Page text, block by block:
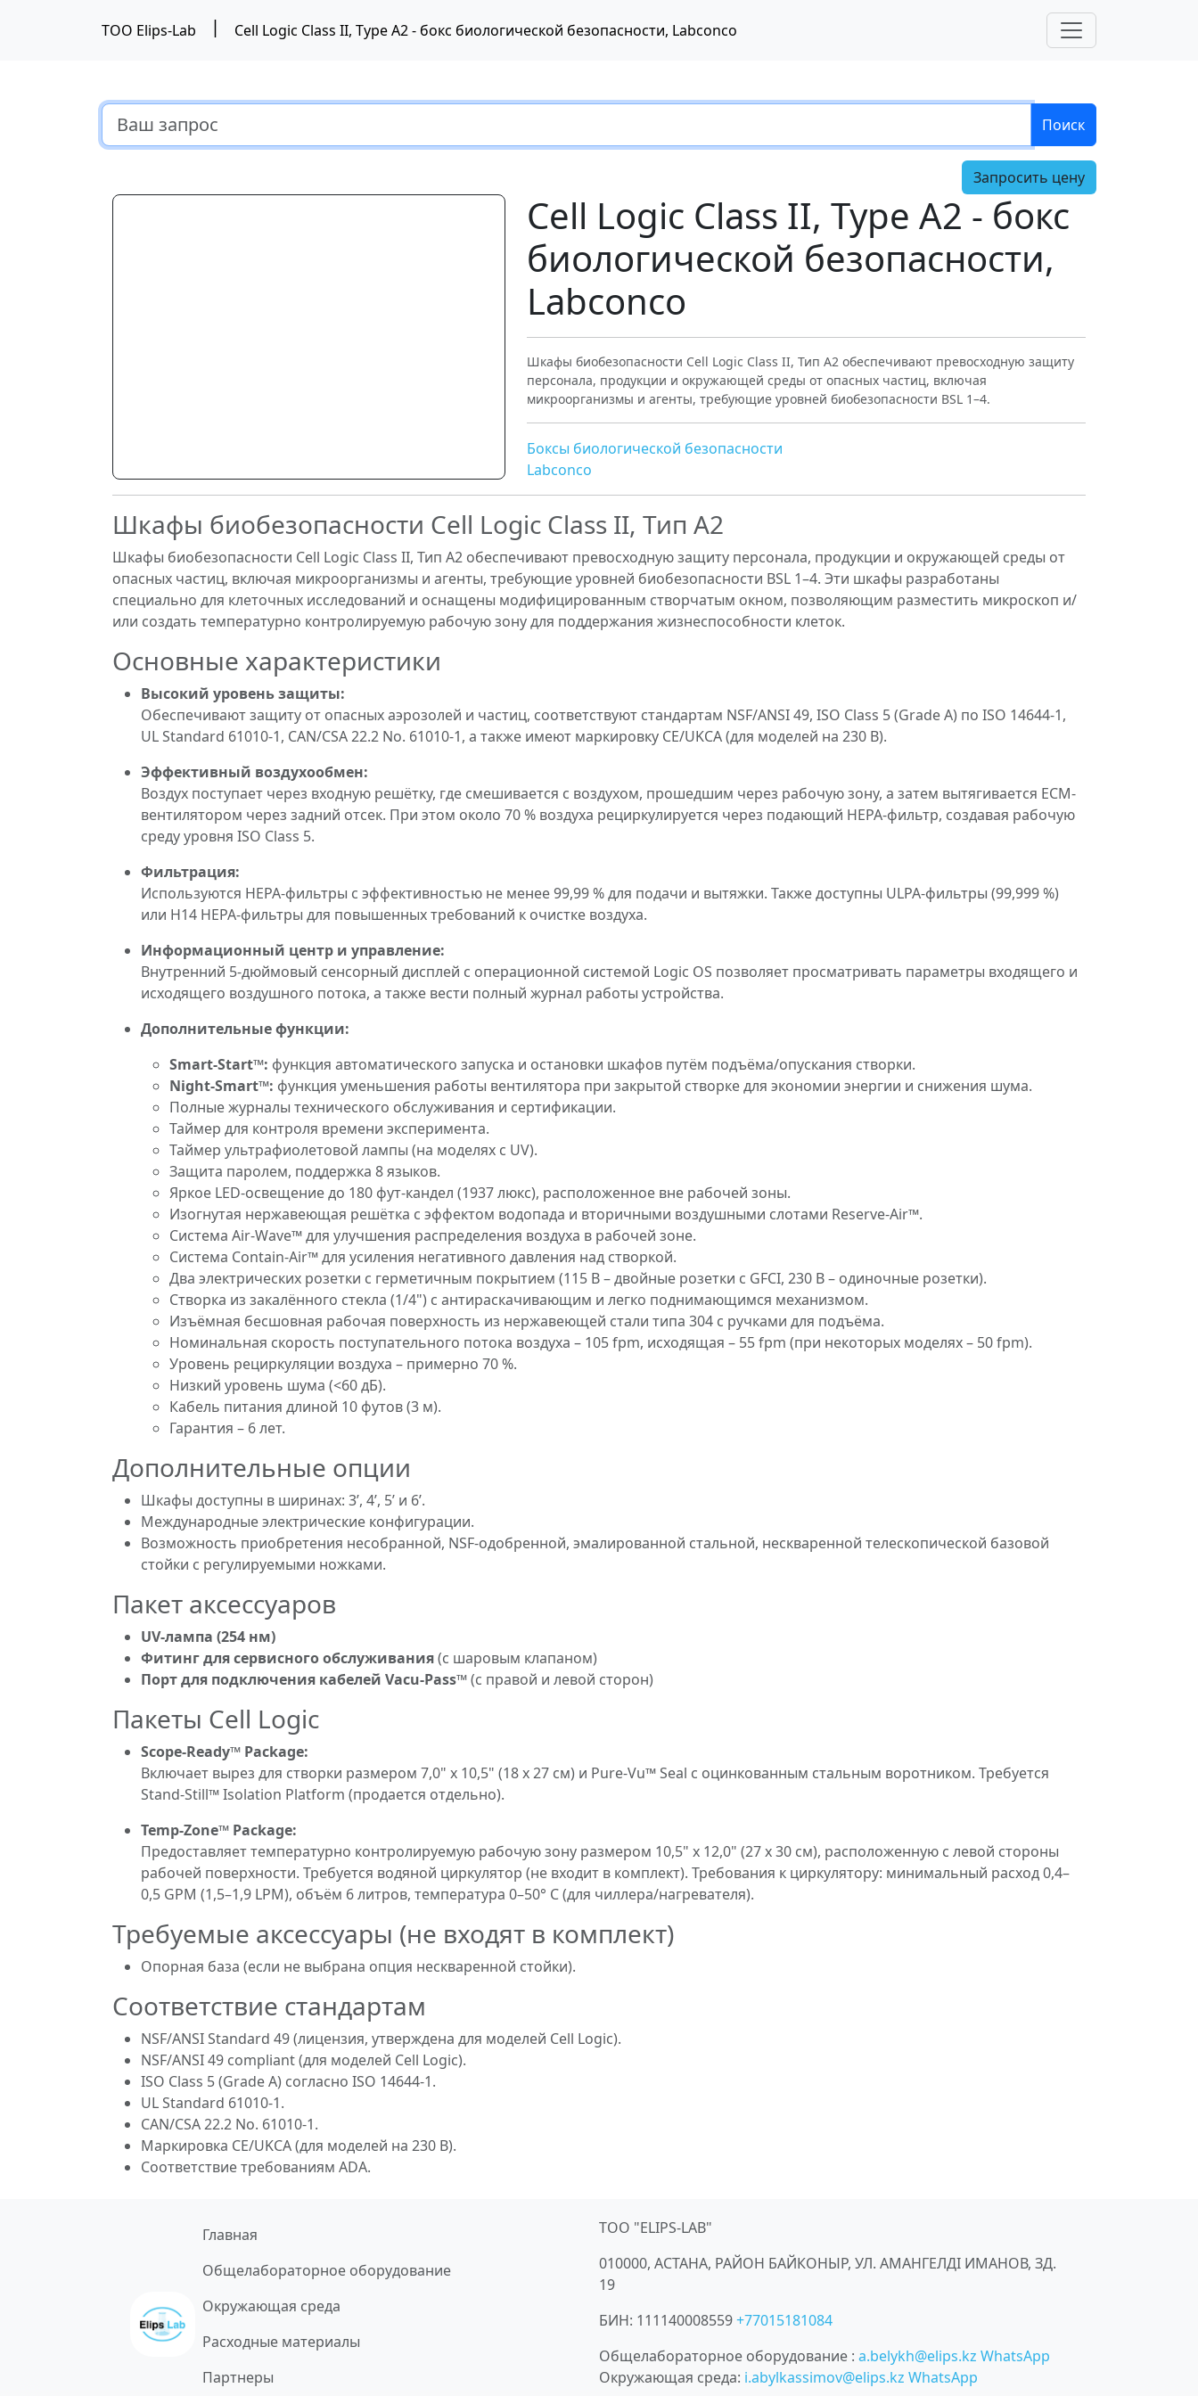
ТОО Elips-Lab | Cell Logic Class II, Type A2 - бокс биологической безопасности, Labconco
Поиск
Запросить цену
Cell Logic Class II, Type A2 - бокс
биологической безопасности,
Labconco
Шкафы биобезопасности Cell Logic Class II, Тип A2 обеспечивают превосходную защиту
персонала, продукции и окружающей среды от опасных частиц, включая
микроорганизмы и агенты, требующие уровней биобезопасности BSL 1–4.
Боксы биологической безопасности
Labconco
Шкафы биобезопасности Cell Logic Class II, Тип A2
Шкафы биобезопасности Cell Logic Class II, Тип A2 обеспечивают превосходную защиту персонала, продукции и окружающей среды от
опасных частиц, включая микроорганизмы и агенты, требующие уровней биобезопасности BSL 1–4. Эти шкафы разработаны
специально для клеточных исследований и оснащены модифицированным створчатым окном, позволяющим разместить микроскоп и/
или создать температурно контролируемую рабочую зону для поддержания жизнеспособности клеток.
Основные характеристики
Высокий уровень защиты:
Обеспечивают защиту от опасных аэрозолей и частиц, соответствуют стандартам NSF/ANSI 49, ISO Class 5 (Grade A) по ISO 14644-1,
UL Standard 61010-1, CAN/CSA 22.2 No. 61010-1, а также имеют маркировку CE/UKCA (для моделей на 230 В).
Эффективный воздухообмен:
Воздух поступает через входную решётку, где смешивается с воздухом, прошедшим через рабочую зону, а затем вытягивается ECM-
вентилятором через задний отсек. При этом около 70 % воздуха рециркулируется через подающий HEPA-фильтр, создавая рабочую
среду уровня ISO Class 5.
Фильтрация:
Используются HEPA-фильтры с эффективностью не менее 99,99 % для подачи и вытяжки. Также доступны ULPA-фильтры (99,999 %)
или H14 HEPA-фильтры для повышенных требований к очистке воздуха.
Информационный центр и управление:
Внутренний 5-дюймовый сенсорный дисплей с операционной системой Logic OS позволяет просматривать параметры входящего и
исходящего воздушного потока, а также вести полный журнал работы устройства.
Дополнительные функции:
Smart-Start™: функция автоматического запуска и остановки шкафов путём подъёма/опускания створки.
Night-Smart™: функция уменьшения работы вентилятора при закрытой створке для экономии энергии и снижения шума.
Полные журналы технического обслуживания и сертификации.
Таймер для контроля времени эксперимента.
Таймер ультрафиолетовой лампы (на моделях с UV).
Защита паролем, поддержка 8 языков.
Яркое LED-освещение до 180 фут-кандел (1937 люкс), расположенное вне рабочей зоны.
Изогнутая нержавеющая решётка с эффектом водопада и вторичными воздушными слотами Reserve-Air™.
Система Air-Wave™ для улучшения распределения воздуха в рабочей зоне.
Система Contain-Air™ для усиления негативного давления над створкой.
Два электрических розетки с герметичным покрытием (115 В – двойные розетки с GFCI, 230 В – одиночные розетки).
Створка из закалённого стекла (1/4") с антираскачивающим и легко поднимающимся механизмом.
Изъёмная бесшовная рабочая поверхность из нержавеющей стали типа 304 с ручками для подъёма.
Номинальная скорость поступательного потока воздуха – 105 fpm, исходящая – 55 fpm (при некоторых моделях – 50 fpm).
Уровень рециркуляции воздуха – примерно 70 %.
Низкий уровень шума (<60 дБ).
Кабель питания длиной 10 футов (3 м).
Гарантия – 6 лет.
Дополнительные опции
Шкафы доступны в ширинах: 3’, 4’, 5’ и 6’.
Международные электрические конфигурации.
Возможность приобретения несобранной, NSF-одобренной, эмалированной стальной, нескваренной телескопической базовой
стойки с регулируемыми ножками.
Пакет аксессуаров
UV-лампа (254 нм)
Фитинг для сервисного обслуживания(с шаровым клапаном)
Порт для подключения кабелей Vacu-Pass™(с правой и левой сторон)
Пакеты Cell Logic
Scope-Ready™ Package:
Включает вырез для створки размером 7,0" x 10,5" (18 x 27 см) и Pure-Vu™ Seal с оцинкованным стальным воротником. Требуется
Stand-Still™ Isolation Platform (продается отдельно).
Temp-Zone™ Package:
Предоставляет температурно контролируемую рабочую зону размером 10,5" x 12,0" (27 x 30 см), расположенную с левой стороны
рабочей поверхности. Требуется водяной циркулятор (не входит в комплект). Требования к циркулятору: минимальный расход 0,4–
0,5 GPM (1,5–1,9 LPM), объём 6 литров, температура 0–50° C (для чиллера/нагревателя).
Требуемые аксессуары (не входят в комплект)
Опорная база (если не выбрана опция нескваренной стойки).
Соответствие стандартам
NSF/ANSI Standard 49 (лицензия, утверждена для моделей Cell Logic).
NSF/ANSI 49 compliant (для моделей Cell Logic).
ISO Class 5 (Grade A) согласно ISO 14644-1.
UL Standard 61010-1.
CAN/CSA 22.2 No. 61010-1.
Маркировка CE/UKCA (для моделей на 230 В).
Соответствие требованиям ADA.
Главная
Общелабораторное оборудование
Окружающая среда
Расходные материалы
Партнеры
ТОО "ELIPS-LAB"
010000, АСТАНА, РАЙОН БАЙКОНЫР, УЛ. АМАНГЕЛДІ ИМАНОВ, ЗД.
19
БИН: 111140008559+77015181084
Общелабораторное оборудование : a.belykh@elips.kz WhatsApp
Окружающая среда: i.abylkassimov@elips.kz WhatsApp